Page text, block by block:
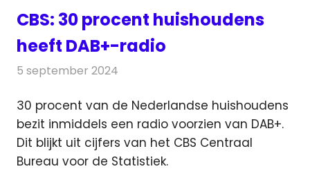
CBS: 30 procent huishoudens
heeft DAB+-radio
5 september 2024
30 procent van de Nederlandse huishoudens
bezit inmiddels een radio voorzien van DAB+.
Dit blijkt uit cijfers van het CBS Centraal
Bureau voor de Statistiek.